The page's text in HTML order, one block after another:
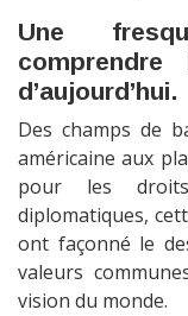
Une
d’aujourd’hui.
Des champs de
américaine aux
pour les
diplomatiques,
ont façonné le
valeurs
vision du monde.